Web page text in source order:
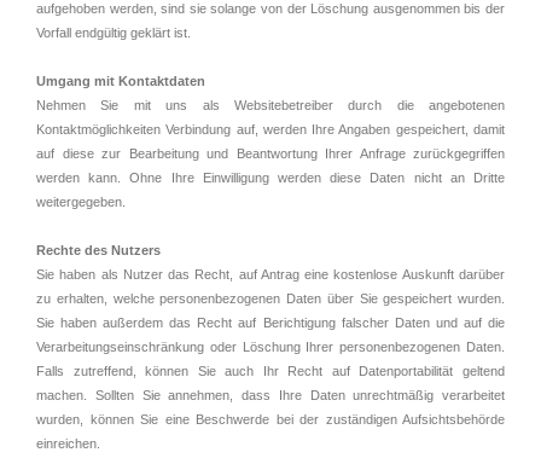
aufgehoben werden, sind sie solange von der Löschung ausgenommen bis der
Vorfall endgültig geklärt ist.
Umgang mit Kontaktdaten
Nehmen Sie mit uns als Websitebetreiber durch die angebotenen
Kontaktmöglichkeiten Verbindung auf, werden Ihre Angaben gespeichert, damit
auf diese zur Bearbeitung und Beantwortung Ihrer Anfrage zurückgegriffen
werden kann. Ohne Ihre Einwilligung werden diese Daten nicht an Dritte
weitergegeben.
Rechte des Nutzers
Sie haben als Nutzer das Recht, auf Antrag eine kostenlose Auskunft darüber
zu erhalten, welche personenbezogenen Daten über Sie gespeichert wurden.
Sie haben außerdem das Recht auf Berichtigung falscher Daten und auf die
Verarbeitungseinschränkung oder Löschung Ihrer personenbezogenen Daten.
Falls zutreffend, können Sie auch Ihr Recht auf Datenportabilität geltend
machen. Sollten Sie annehmen, dass Ihre Daten unrechtmäßig verarbeitet
wurden, können Sie eine Beschwerde bei der zuständigen Aufsichtsbehörde
einreichen.